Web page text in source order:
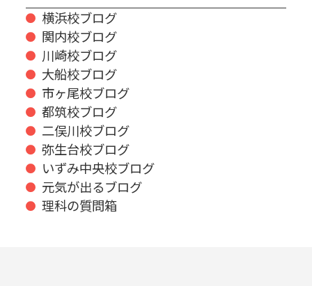
横浜校ブログ
関内校ブログ
川崎校ブログ
大船校ブログ
市ヶ尾校ブログ
都筑校ブログ
二俣川校ブログ
弥生台校ブログ
いずみ中央校ブログ
元気が出るブログ
理科の質問箱